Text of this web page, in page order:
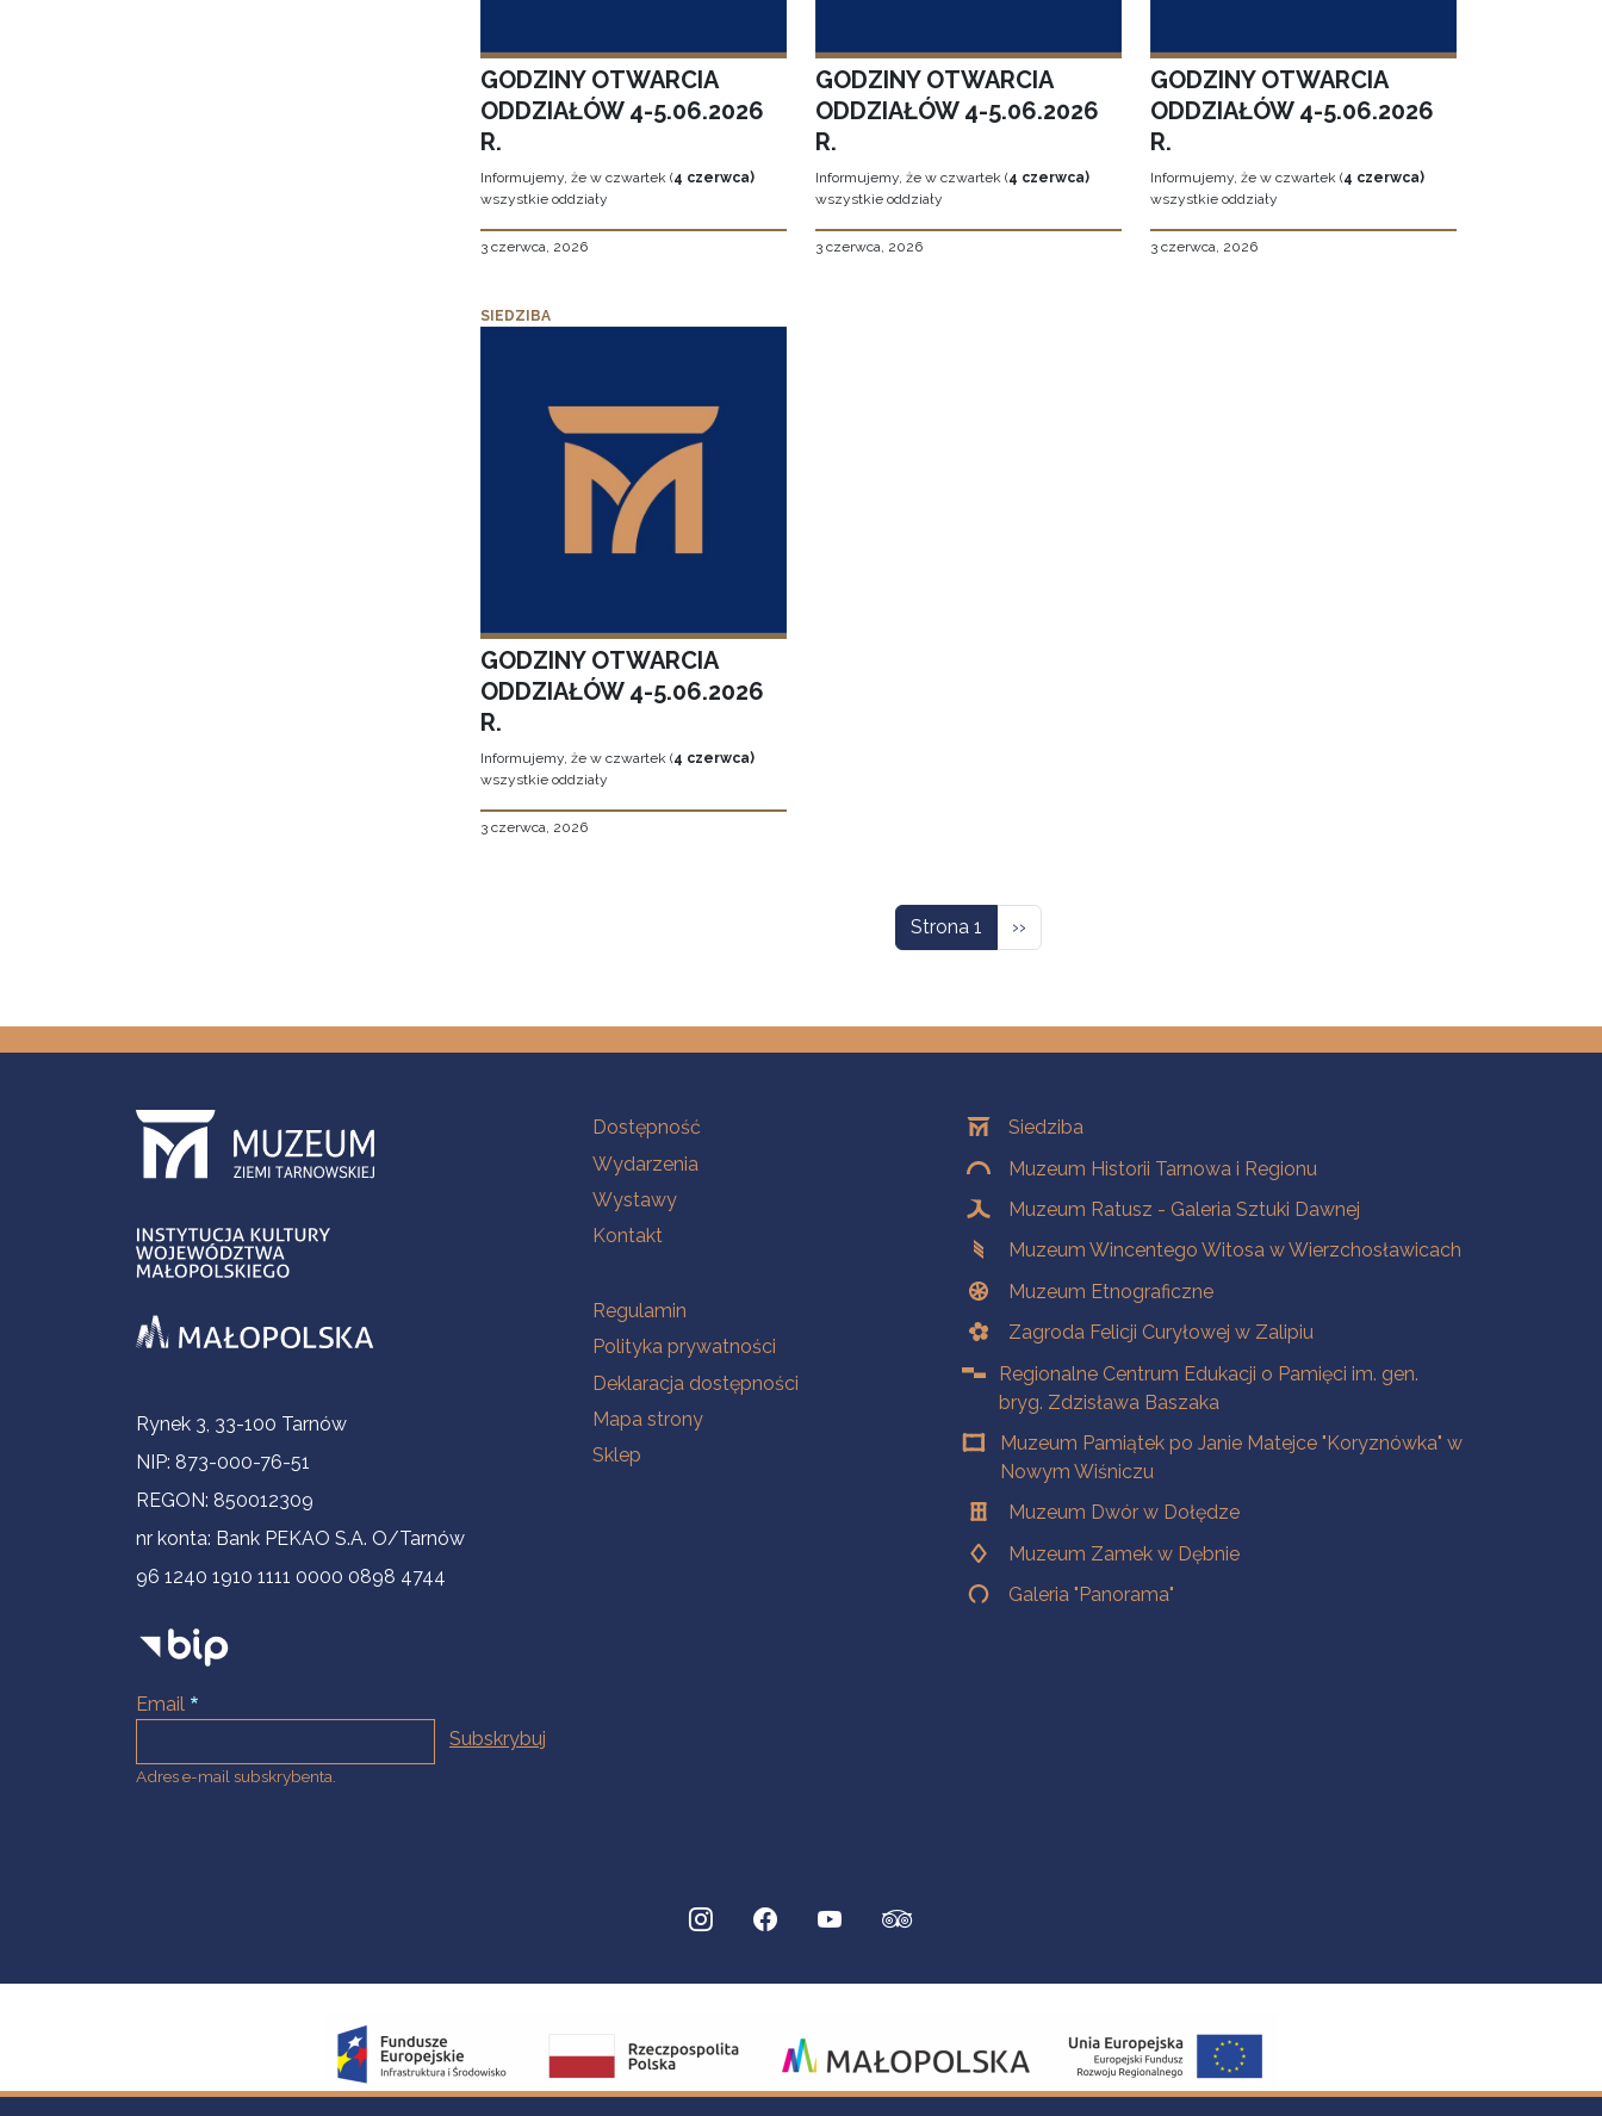
GODZINY OTWARCIA
ODDZIAŁÓW 4-5.06.2026
R.
Informujemy, że w czwartek (4 czerwca)
wszystkie oddziały
3 czerwca, 2026
GODZINY OTWARCIA
ODDZIAŁÓW 4-5.06.2026
R.
Informujemy, że w czwartek (4 czerwca)
wszystkie oddziały
3 czerwca, 2026
GODZINY OTWARCIA
ODDZIAŁÓW 4-5.06.2026
R.
Informujemy, że w czwartek (4 czerwca)
wszystkie oddziały
3 czerwca, 2026
SIEDZIBA
GODZINY OTWARCIA
ODDZIAŁÓW 4-5.06.2026
R.
Informujemy, że w czwartek (4 czerwca)
wszystkie oddziały
3 czerwca, 2026
Strona 1 Następna strona
››
Informacje kontaktowe
Rynek 3, 33-100 Tarnów
NIP: 873-000-76-51
REGON: 850012309
nr konta: Bank PEKAO S.A. O/Tarnów
96 1240 1910 1111 0000 0898 4744
Email
Adres e-mail subskrybenta.
Na skróty
Dostępność
Wydarzenia
Wystawy
Kontakt
Na skróty
Regulamin
Polityka prywatności
Deklaracja dostępności
Mapa strony
Sklep
OddziałySiedziba
Muzeum Historii Tarnowa i Regionu
Muzeum Ratusz - Galeria Sztuki Dawnej
Muzeum Wincentego Witosa w Wierzchosławicach
Muzeum Etnograficzne
Zagroda Felicji Curyłowej w Zalipiu
Regionalne Centrum Edukacji o Pamięci im. gen.
bryg. Zdzisława Baszaka
Muzeum Pamiątek po Janie Matejce "Koryznówka" w
Nowym Wiśniczu
Muzeum Dwór w Dołędze
Muzeum Zamek w Dębnie
Galeria "Panorama"